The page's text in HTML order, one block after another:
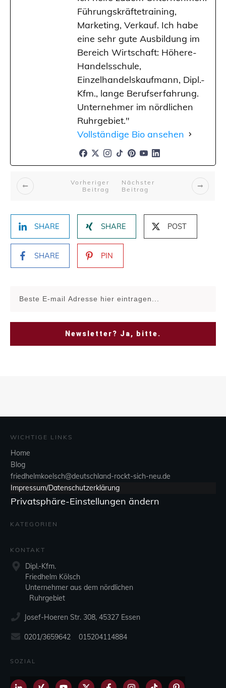
Führungskräftetraining,
Marketing, Verkauf. Ich habe
eine sehr gute Ausbildung im
Bereich Wirtschaft: Höhere-
Handelsschule,
Einzelhandelskaufmann, Dipl.-
Kfm., lange Berufserfahrung.
Unternehmer im nördlichen
Ruhrgebiet."
Vollständige Bio ansehen
Vorheriger
Beitrag
Nächster
Beitrag
SHARE SHARE POST
SHARE PIN
Newsletter? Ja, bitte.
WICHTIGE LINKS
Home
Blog
friedhelmkoelsch@deutschland-rockt-sich-neu.de
Impressum/Datenschutzerklärung
Privatsphäre-Einstellungen ändern
KATEGORIEN
KONTAKT
Dipl.-Kfm.
Friedhelm Kölsch
Unternehmer aus dem nördlichen
Ruhrgebiet
Josef-Hoeren Str. 308, 45327 Essen
0201/3659642 015204114884
SOZIAL